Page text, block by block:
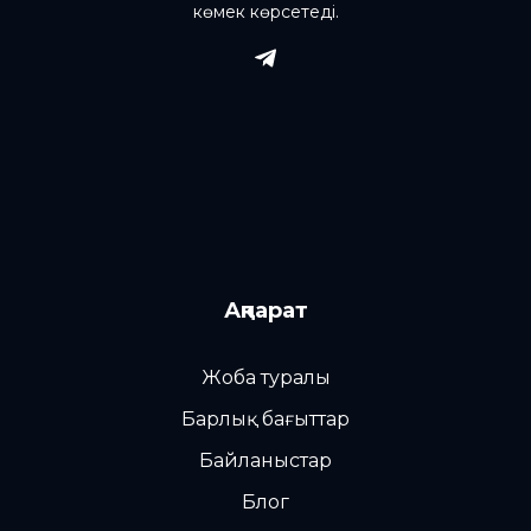
көмек көрсетеді.
Ақпарат
Жоба туралы
Барлық бағыттар
Байланыстар
Блог